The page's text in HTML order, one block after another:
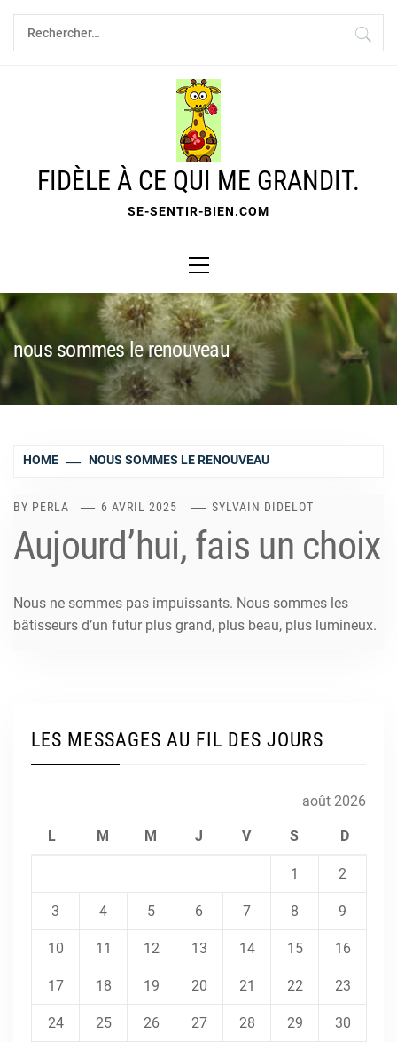
Skip
content
Rechercher :
FIDÈLE À CE QUI ME GRANDIT.
SE-SENTIR-BIEN.COM
Menu
nous sommes le renouveau
HOME NOUS SOMMES LE RENOUVEAU
BY PERLA 6 AVRIL 2025 SYLVAIN DIDELOT
Aujourd’hui, fais un choix
Nous ne sommes pas impuissants. Nous sommes les
bâtisseurs d’un futur plus grand, plus beau, plus lumineux.
LES MESSAGES AU FIL DES JOURS
août 2026
L M M J V S D
1 2
3 4 5 6 7 8 9
10 11 12 13 14 15 16
17 18 19 20 21 22 23
24 25 26 27 28 29 30